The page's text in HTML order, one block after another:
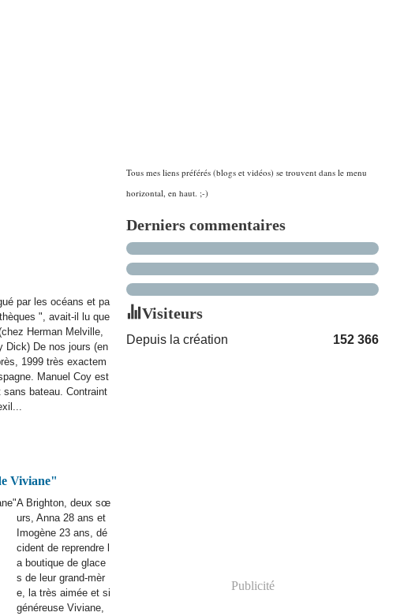
par les océans et pa
", avait-il lu que
Herman Melville,
Dick) De nos jours (en
1999 très exactem
Manuel Coy est
sans bateau. Contraint
Viviane"
A Brighton, deux sœ
urs, Anna 28 ans et
Imogène 23 ans, dé
cident de reprendre l
a boutique de glace
s de leur grand-mèr
e, la très aimée et si
généreuse Viviane,
Tous mes liens préférés (blogs et vidéos) se trouvent dans le menu
horizontal, en haut. ;-)
Derniers commentaires
Visiteurs
Depuis la création 152 366
Publicité